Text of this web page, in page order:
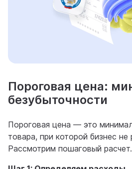
Пороговая цена:
безубыточности
Пороговая цена — это
товара, при которой бизнес не
Рассмотрим пошаговый расчет.